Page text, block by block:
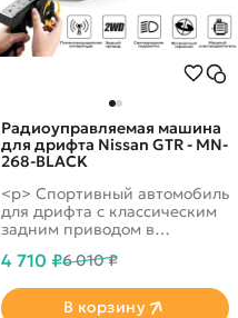
Радиоуправляемая машина
для дрифта Nissan GTR - MN-
268-BLACK
<p> Cпортивный автомобиль
для дрифта с классическим
задним приводом в
поставляется в полностью
виде </p>
4 710 ₽6 010 ₽
В корзину